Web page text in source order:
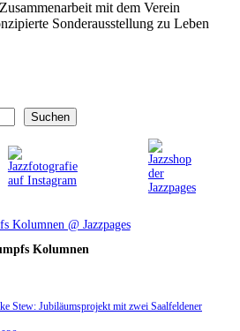
mit dem Verein
Sonderausstellung zu Leben
Suchen
Kolumnen
Stew: Jubiläumsprojekt mit zwei Saalfeldener